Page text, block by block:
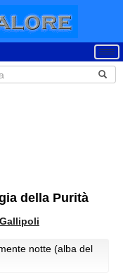
della Purità
notte (alba del